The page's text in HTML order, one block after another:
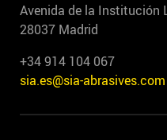
Avenida de la Institución
28037 Madrid
+34 914 104 067
sia.es@sia-abrasives.com